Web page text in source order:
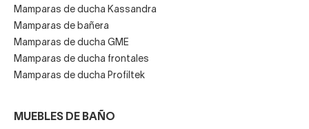
Mamparas de ducha Kassandra
Mamparas de bañera
Mamparas de ducha GME
Mamparas de ducha frontales
Mamparas de ducha Profiltek
MUEBLES DE BAÑO